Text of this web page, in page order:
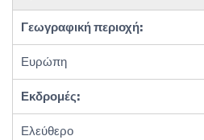
Γεωγραφική περιοχή:
Ευρώπη
Εκδρομές:
Ελεύθερο